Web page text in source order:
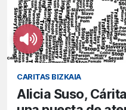
CARITAS BIZKAIA
Alicia Suso,